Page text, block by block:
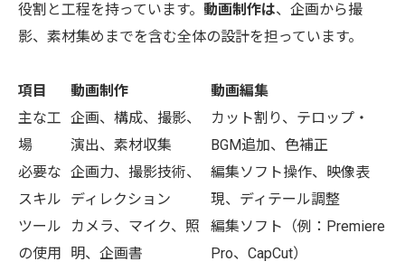
役割と工程を持っています。 動画制作は、企画から撮
影、素材集めまでを含む全体の設計を担っています。
項目 動画制作
動画編集
主な工
場
企画、構成、撮影、
演出、素材収集
カット割り、テロップ・
BGM追加、色補正
必要な
スキル
企画力、撮影技術、
ディレクション
編集ソフト操作、映像表
現、ディテール調整
ツール
の使用
カメラ、マイク、照
明、企画書
編集ソフト（例：Premiere
Pro、CapCut）